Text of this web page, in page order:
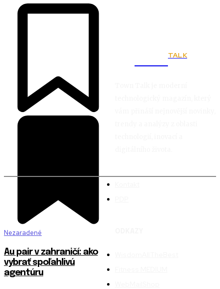
Nezaradené
Au pair v zahraničí: ako
vybrať spoľahlivú
agentúru
TALK